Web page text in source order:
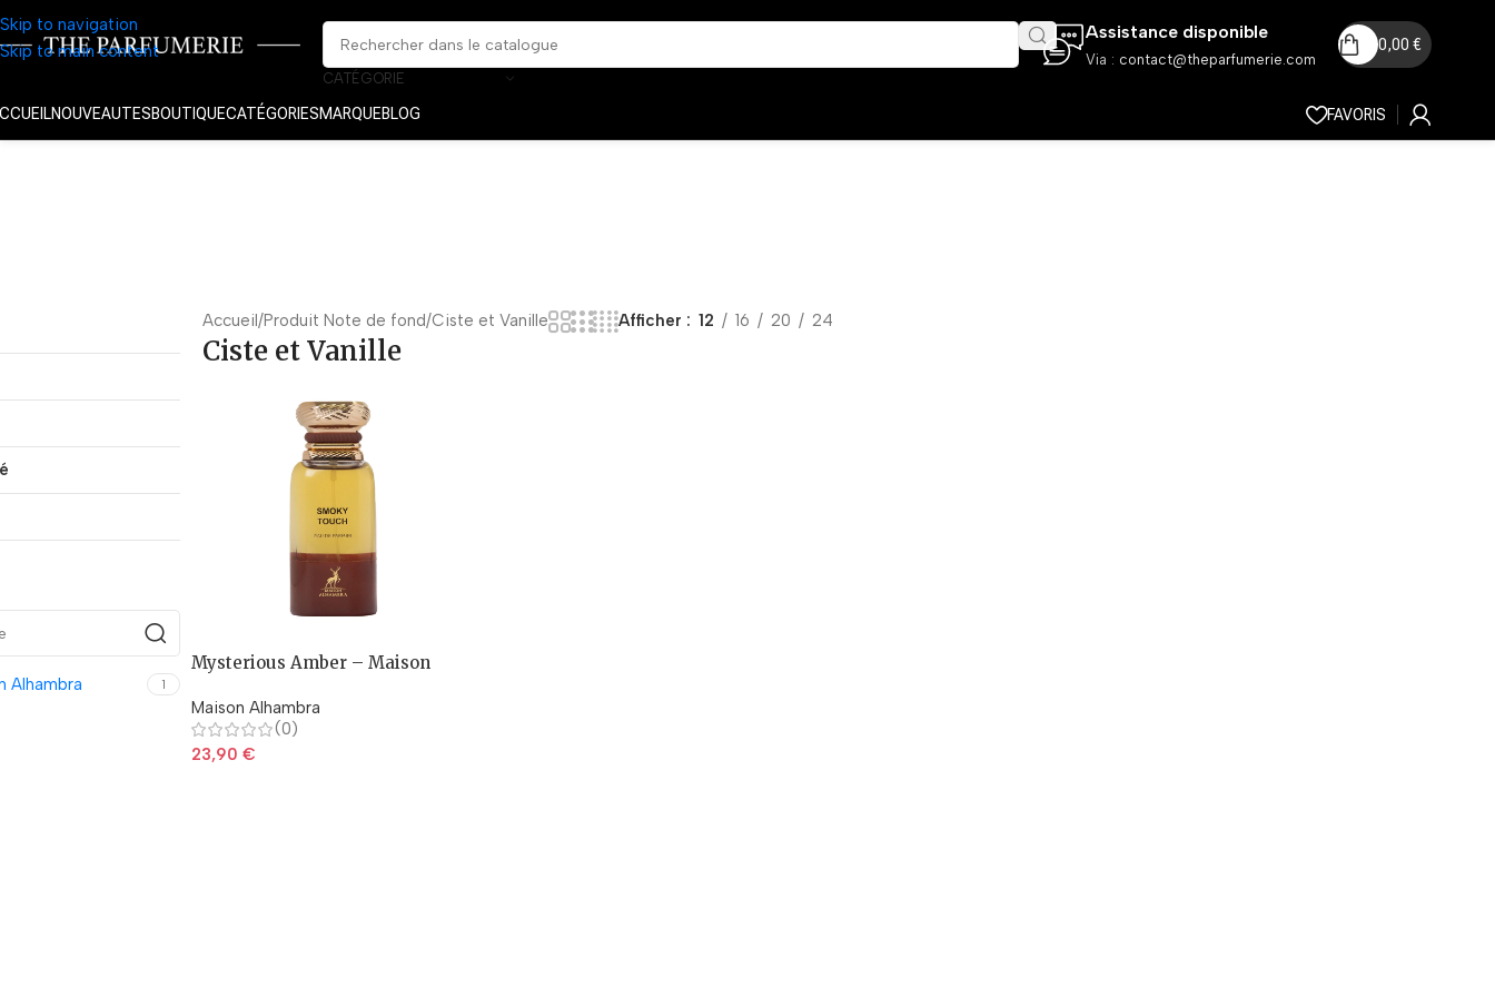
Skip to navigation
Skip to main content
CATÉGORIE
Assistance disponible
Via : contact@theparfumerie.com
0,00 €
NOUVEAUTESBOUTIQUECATÉGORIESMARQUEBLOG FAVORIS
Alhambra 1
Accueil Produit Note de fond Ciste et Vanille Afficher 12 16 20 24
Ciste et Vanille
Mysterious Amber – Maison
Maison Alhambra
(0)
23,90 €